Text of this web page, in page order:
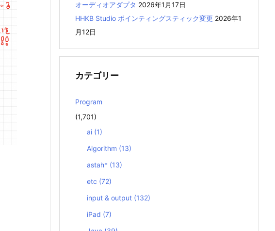
オーディオアダプタ 2026年1月17日
HHKB Studio ポインティングスティック変更 2026年1
月12日
カテゴリー
Program
(1,701)
ai (1)
Algorithm (13)
astah* (13)
etc (72)
input & output (132)
iPad (7)